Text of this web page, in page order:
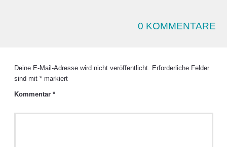
0 KOMMENTARE
Deine E-Mail-Adresse wird nicht veröffentlicht.
Erforderliche Felder
sind mit *markiert
Kommentar *